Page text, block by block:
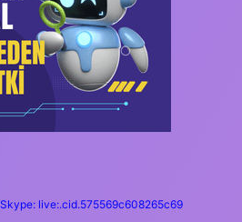
Skype: live:.cid.575569c608265c69